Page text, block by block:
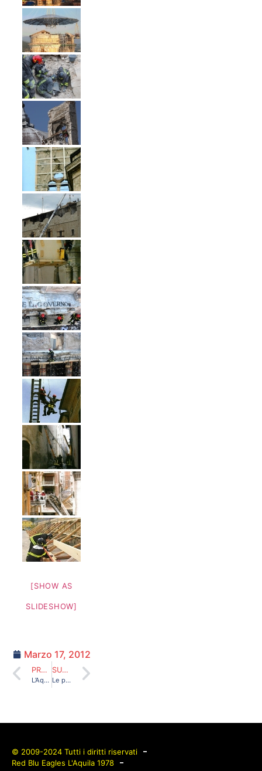
[SHOW AS
SLIDESHOW]
Marzo 17, 2012
PRECEDENTE
L’Aquila, il capoluogo d’Abruzzo prima e dopo il sisma!
SUCCESSIVO
Le prime pagine dei giornali nei giorni della tragedia
© 2009-2024 Tutti i diritti riservati
Red Blu Eagles L'Aquila 1978